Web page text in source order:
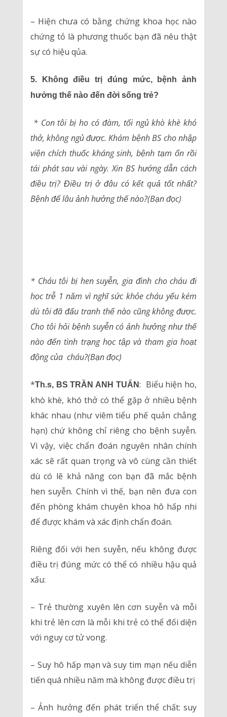
– Hiện chưa có bằng chứng khoa học nào
chứng tỏ là phương thuốc bạn đã nêu thật
sự có hiệu qủa.
5. Không điều trị đúng mức, bệnh ảnh
hưởng thế nào đến đời sống trẻ?
* Con tôi bị ho có đàm, tối ngủ khò khè khó
thở, không ngủ được. Khám bệnh BS cho nhập
viện chích thuốc kháng sinh, bệnh tạm ổn rồi
tái phát sau vài ngày. Xin BS hướng dẫn cách
điều trị? Điều trị ở đâu có kết quả tốt nhất?
Bệnh để lâu ảnh hưởng thế nào?(Bạn đọc)
* Cháu tôi bị hen suyễn, gia đình cho cháu đi
học trễ 1 năm vì nghĩ sức khỏe cháu yếu kém
dù tôi đã đấu tranh thế nào cũng không được.
Cho tôi hỏi bệnh suyễn có ảnh hưởng như thế
nào đến tình trạng học tập và tham gia hoạt
động của cháu?(Bạn đọc)
*Th.s, BS TRẦN ANH TUẤN: Biểu hiện ho,
khò khè, khó thở có thể gặp ở nhiều bệnh
khác nhau (như viêm tiểu phế quản chẳng
hạn) chứ không chỉ riêng cho bệnh suyễn.
Vì vậy, việc chẩn đoán nguyên nhân chính
xác sẽ rất quan trọng và vô cùng cần thiết
dù có lẽ khả năng con bạn đã mắc bệnh
hen suyễn. Chính vì thế, bạn nên đưa con
đến phòng khám chuyên khoa hô hấp nhi
để được khám và xác định chẩn đoán.
Riêng đối với hen suyễn, nếu không được
điều trị đúng mức có thể có nhiều hậu quả
xấu:
– Trẻ thường xuyên lên cơn suyễn và mỗi
khi trẻ lên cơn là mỗi khi trẻ có thể đối diện
với nguy cơ tử vong.
– Suy hô hấp mạn và suy tim mạn nếu diễn
tiến quá nhiều năm mà không được điều trị
– Ảnh hưởng đến phát triển thể chất: suy